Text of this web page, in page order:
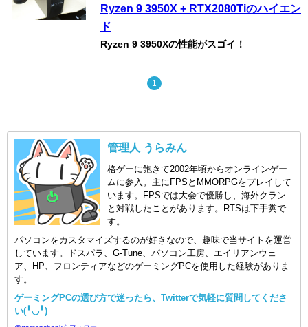
Ryzen 9 3950X + RTX2080Tiのハイエン
ド
Ryzen 9 3950Xの性能がスゴイ！
1
管理人 うらみん
格ゲーに飽きて2002年頃からオンラインゲー
ムに参入。主にFPSとMMORPGをプレイして
います。FPSでは大会で優勝し、海外クラン
と対戦したことがあります。RTSは下手糞で
す。
パソコンをカスタマイズするのが好きなので、趣味で当サイトを運営
しています。ドスパラ、G-Tune、パソコン工房、エイリアンウェ
ア、HP、フロンティアなどのゲーミングPCを使用した経験がありま
す。
ゲーミングPCの選び方で迷ったら、Twitterで気軽に質問してくださ
い(╹◡╹)